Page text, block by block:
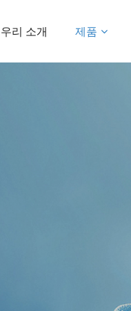
우리 소개 제품